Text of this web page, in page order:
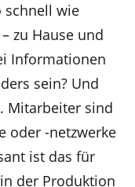
schnell wie
zu Hause und
Informationen
sein? Und
Mitarbeiter sind
oder -netzwerke
ist das für
der Produktion